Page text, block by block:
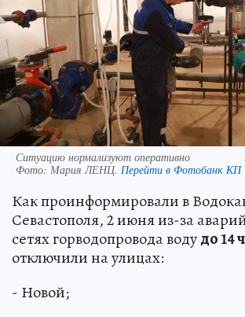
Ситуацию нормализуют оперативно
Фото: Мария ЛЕНЦ. Перейти в Фотобанк КП
Как проинформировали в
Севастополя, 2 июня из-за
сетях горводопровода водудо 14
отключили на улицах:
- Новой;